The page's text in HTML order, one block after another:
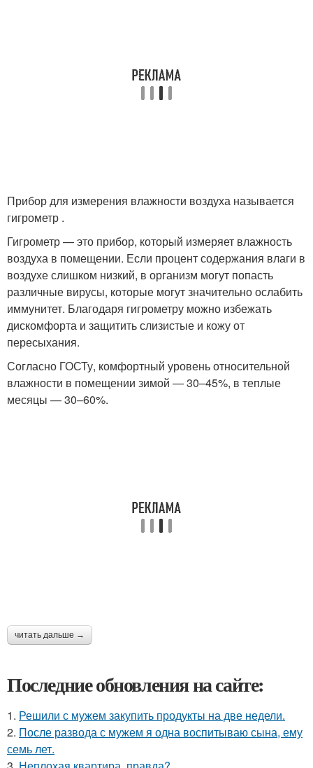
Прибор для измерения влажности воздуха называется
гигрометр .
Гигрометр — это прибор, который измеряет влажность
воздуха в помещении. Если процент содержания влаги в
воздухе слишком низкий, в организм могут попасть
различные вирусы, которые могут значительно ослабить
иммунитет. Благодаря гигрометру можно избежать
дискомфорта и защитить слизистые и кожу от
пересыхания.
Согласно ГОСТу, комфортный уровень относительной
влажности в помещении зимой — 30–45%, в теплые
месяцы — 30–60%.
читать дальше →
Последние обновления на сайте:
1. Решили с мужем закупить продукты на две недели.
2. После развода с мужем я одна воспитываю сына, ему
семь лет.